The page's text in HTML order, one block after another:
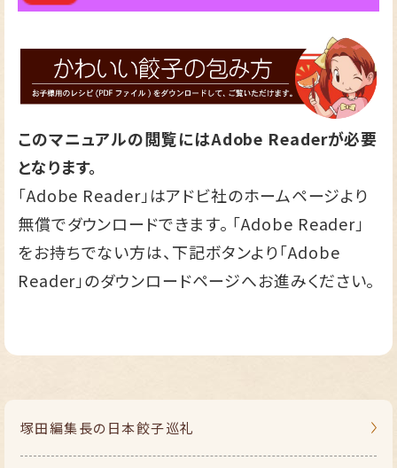
このマニュアルの閲覧にはAdobe Readerが必要
となります。
「Adobe Reader」はアドビ社のホームページより
無償でダウンロードできます。 「Adobe Reader」
をお持ちでない方は、下記ボタンより「Adobe
Reader」のダウンロードページへお進みください。
塚田編集長の 日本餃子巡礼